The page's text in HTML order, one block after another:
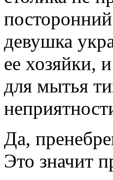
девушка
ее хозяйки,
для мытья
Да,
Это значит